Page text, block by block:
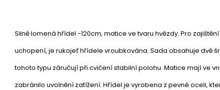
Silně lomená hřídel -120cm, matice ve tvaru hvězdy. Pro
uchopení, je rukojeť hřídele vroubkována. Sada obsahuje dvě
tohoto typu záručují při cvičení stabilní polohu. Matice mají ve
zabránilo uvolnění zatížení. Hřídel je vyrobena z pevné oceli,